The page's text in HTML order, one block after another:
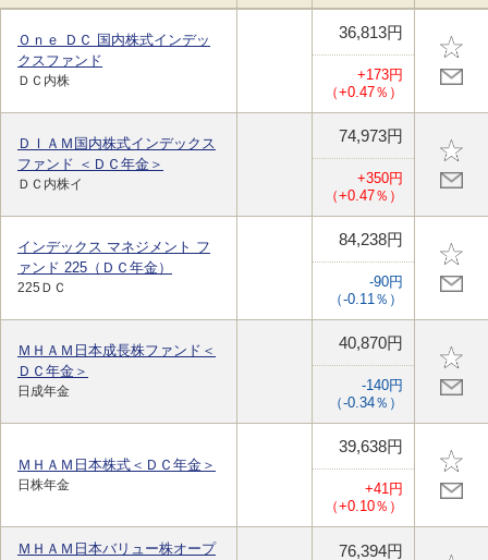
Ｏｎｅ ＤＣ 国内株式インデッ
クスファンド
ＤＣ内株
36,813円
+173円
（+0.47％）
ＤＩＡＭ国内株式インデックス
ファンド ＜ＤＣ年金＞
ＤＣ内株イ
74,973円
+350円
（+0.47％）
インデックス マネジメント フ
ァンド 225（ＤＣ年金）
225ＤＣ
84,238円
-90円
（-0.11％）
ＭＨＡＭ日本成長株ファンド＜
ＤＣ年金＞
日成年金
40,870円
-140円
（-0.34％）
ＭＨＡＭ日本株式＜ＤＣ年金＞
日株年金
39,638円
+41円
（+0.10％）
ＭＨＡＭ日本バリュー株オープ
76,394円